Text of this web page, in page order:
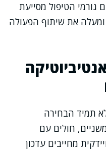
הטיפול מסייעת
את שיתוף הפעולה
תמיד הבחירה
חולים עם
מחייבים עדכון